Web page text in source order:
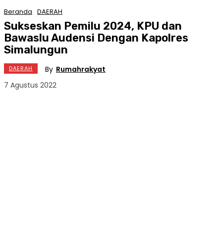
Beranda DAERAH
Sukseskan Pemilu 2024, KPU dan
Bawaslu Audensi Dengan Kapolres
Simalungun
DAERAH By Rumahrakyat
7 Agustus 2022